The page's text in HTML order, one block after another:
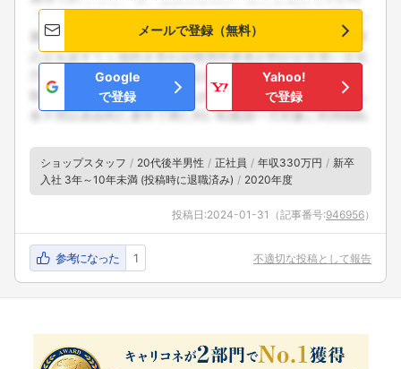
メールで登録（無料）
Google
で登録
Yahoo!
で登録
ショップスタッフ 20代後半男性 正社員 年収330万円
新卒
入社 3年～10年未満 (投稿時に退職済み)
2020年度
投稿日:2024-01-31 （記事番号:946956）
参考になった 1 不適切な投稿として報告